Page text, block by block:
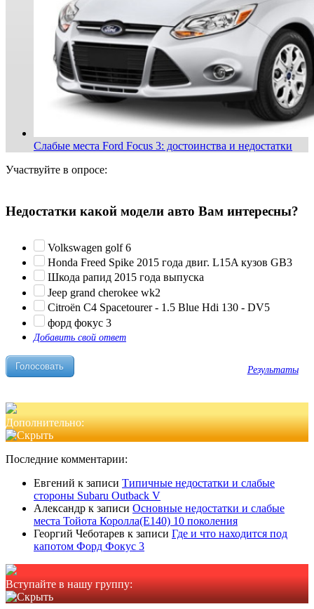
Слабые места Ford Focus 3: достоинства и недостатки
Участвуйте в опросе:
Недостатки какой модели авто Вам интересны?
Volkswagen golf 6
Honda Freed Spike 2015 года двиг. L15A кузов GB3
Шкода рапид 2015 года выпуска
Jeep grand cherokee wk2
Citroën C4 Spacetourer - 1.5 Blue Hdi 130 - DV5
форд фокус 3
Добавить свой ответ
Результаты
Дополнительно:
Последние комментарии:
Евгений к записи Типичные недостатки и слабые
стороны Subaru Outback V
Александр к записи Основные недостатки и слабые
места Тойота Королла(Е140) 10 поколения
Георгий Чеботарев к записи Где и что находится под
капотом Форд Фокус 3
Вступайте в нашу группу: